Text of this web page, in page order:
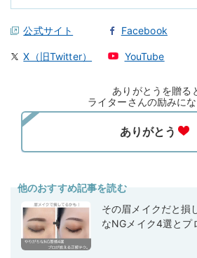
公式サイト Facebook
X（旧Twitter） YouTube
ありがとうを贈る
ライターさんの励みに
他のおすすめ記事を読む
その眉メイクだと損
なNGメイク4選とプ